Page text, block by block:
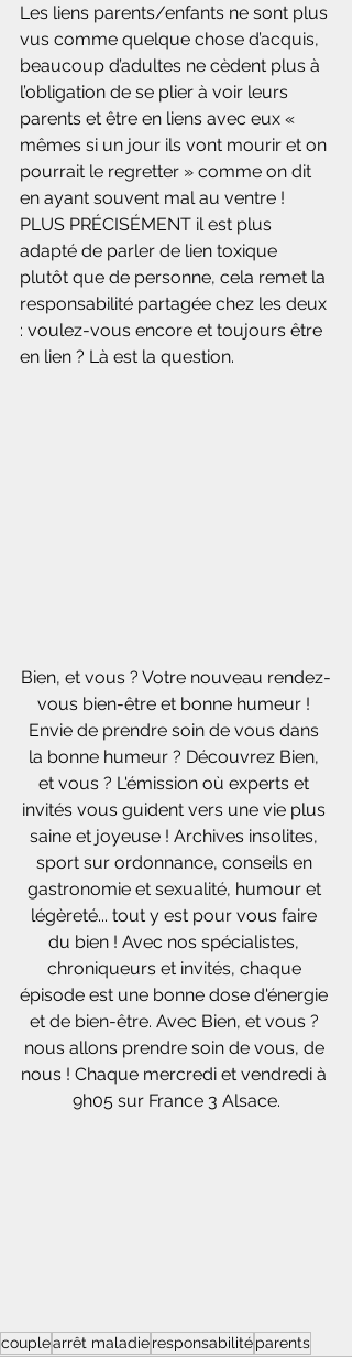
Les liens parents/enfants ne sont plus
vus comme quelque chose d’acquis,
beaucoup d’adultes ne cèdent plus à
l’obligation de se plier à voir leurs
parents et être en liens avec eux «
mêmes si un jour ils vont mourir et on
pourrait le regretter » comme on dit
en ayant souvent mal au ventre !
PLUS PRÉCISÉMENT il est plus
adapté de parler de lien toxique
plutôt que de personne, cela remet la
responsabilité partagée chez les deux
: voulez-vous encore et toujours être
en lien ? Là est la question.
Bien, et vous ? Votre nouveau rendez-
vous bien-être et bonne humeur !
Envie de prendre soin de vous dans
la bonne humeur ? Découvrez Bien,
et vous ? L'émission où experts et
invités vous guident vers une vie plus
saine et joyeuse ! Archives insolites,
sport sur ordonnance, conseils en
gastronomie et sexualité, humour et
légèreté... tout y est pour vous faire
du bien ! Avec nos spécialistes,
chroniqueurs et invités, chaque
épisode est une bonne dose d'énergie
et de bien-être. Avec Bien, et vous ?
nous allons prendre soin de vous, de
nous ! Chaque mercredi et vendredi à
9h05 sur France 3 Alsace.
couplearrêt maladieresponsabilitéparents